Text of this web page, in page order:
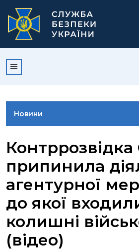
Новини
ВІДЕОГАЛЕРЕЯ
КОНТАКТИ ПРЕСЦЕНТРУ
припинила
агентурної
до якої
колишні
(відео)